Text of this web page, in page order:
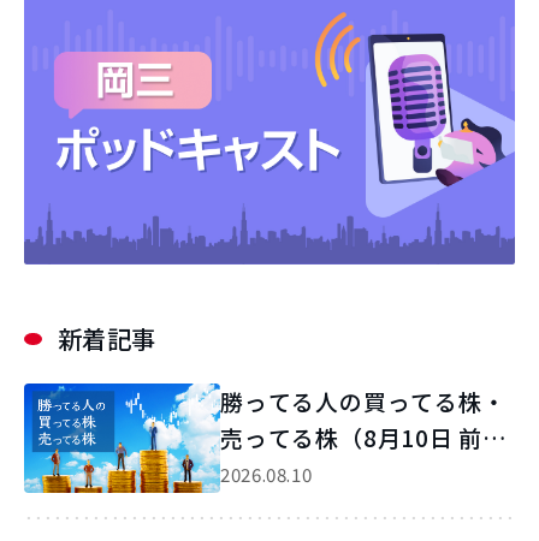
新着記事
勝ってる人の買ってる株・
売ってる株（8月10日 前引
け）
2026.08.10